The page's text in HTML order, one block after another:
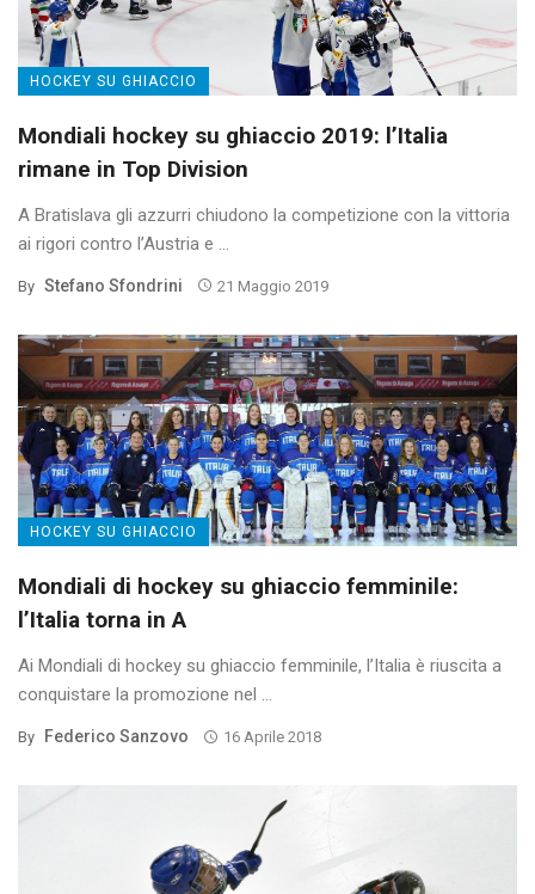
HOCKEY SU GHIACCIO
Mondiali hockey su ghiaccio 2019: l’Italia
rimane in Top Division
A Bratislava gli azzurri chiudono la competizione con la vittoria
ai rigori contro l’Austria e ...
By Stefano Sfondrini 21 Maggio 2019
HOCKEY SU GHIACCIO
Mondiali di hockey su ghiaccio femminile:
l’Italia torna in A
Ai Mondiali di hockey su ghiaccio femminile, l’Italia è riuscita a
conquistare la promozione nel ...
By Federico Sanzovo 16 Aprile 2018